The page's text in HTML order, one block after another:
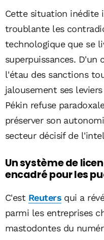
Cette situation inédite
troublante les
technologique que se
superpuissances. D'un
l'étau des sanctions
jalousement ses
Pékin refuse
préserver son
secteur décisif de
Un système de
encadré pour les
C'est Reuters qui a
parmi les entreprises
mastodontes du